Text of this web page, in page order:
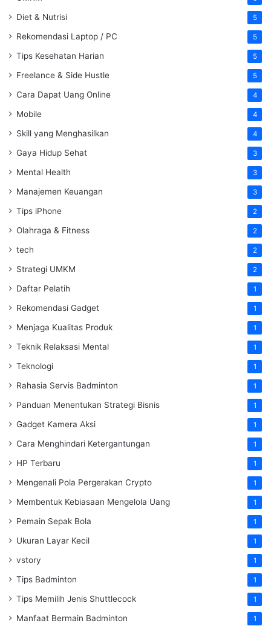
Diet & Nutrisi 5
Rekomendasi Laptop / PC 5
Tips Kesehatan Harian 5
Freelance & Side Hustle 5
Cara Dapat Uang Online 4
Mobile 4
Skill yang Menghasilkan 4
Gaya Hidup Sehat 3
Mental Health 3
Manajemen Keuangan 3
Tips iPhone 2
Olahraga & Fitness 2
tech 2
Strategi UMKM 2
Daftar Pelatih 1
Rekomendasi Gadget 1
Menjaga Kualitas Produk 1
Teknik Relaksasi Mental 1
Teknologi 1
Rahasia Servis Badminton 1
Panduan Menentukan Strategi Bisnis 1
Gadget Kamera Aksi 1
Cara Menghindari Ketergantungan 1
HP Terbaru 1
Mengenali Pola Pergerakan Crypto 1
Membentuk Kebiasaan Mengelola Uang 1
Pemain Sepak Bola 1
Ukuran Layar Kecil 1
vstory 1
Tips Badminton 1
Tips Memilih Jenis Shuttlecock 1
Manfaat Bermain Badminton 1